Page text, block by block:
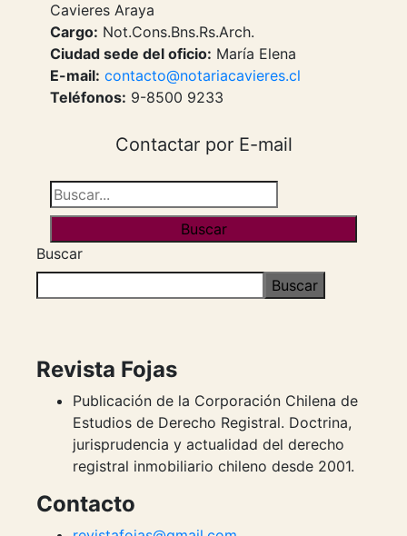
Cavieres Araya
Cargo: Not.Cons.Bns.Rs.Arch.
Ciudad sede del oficio: María Elena
E-mail: contacto@notariacavieres.cl
Teléfonos: 9-8500 9233
Contactar por E-mail
Buscar
Buscar
Revista Fojas
Publicación de la Corporación Chilena de
Estudios de Derecho Registral. Doctrina,
jurisprudencia y actualidad del derecho
registral inmobiliario chileno desde 2001.
Contacto